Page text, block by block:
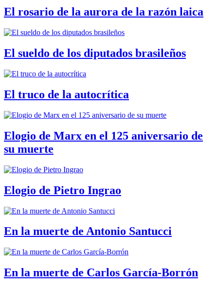
El rosario de la aurora de la razón laica
El sueldo de los diputados brasileños
El truco de la autocrítica
Elogio de Marx en el 125 aniversario de
su muerte
Elogio de Pietro Ingrao
En la muerte de Antonio Santucci
En la muerte de Carlos García-Borrón